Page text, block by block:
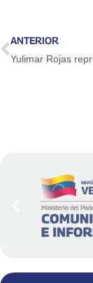
ANTERIOR